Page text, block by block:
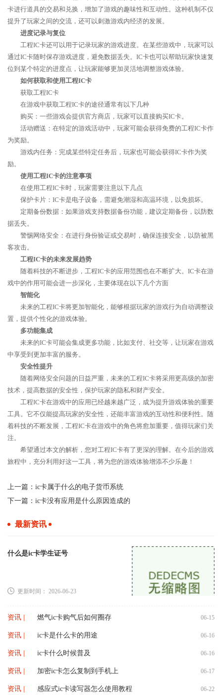
卡进行道具的交易和兑换，增加了游戏的趣味性和互动性。这种机制不仅
提升了玩家之间的交流，还可以刺激游戏内经济的发展。
进度记录与复位
工程IC卡还可以用于记录玩家的游戏进度。在某些游戏中，玩家可以
通过IC卡随时保存游戏进度，避免数据丢失。IC卡也可以帮助玩家快速复
位到某个特定的进度点，让玩家能够更加灵活地调整游戏体验。
如何获取和使用工程IC卡
获取工程IC卡
在游戏中获取工程IC卡的途径通常有以下几种
购买：一些游戏会提供官方商店，玩家可以直接购买IC卡。
活动赠送：在特定的游戏活动中，玩家可能会获得免费的工程IC卡作
为奖励。
游戏内任务：完成某些特定任务后，玩家也可能会获得IC卡作为奖
励。
使用工程IC卡的注意事项
在使用工程IC卡时，玩家需要注意以下几点
保护卡片：IC卡是电子设备，需避免潮湿和高温环境，以免损坏。
定期备份数据：如果游戏支持数据备份功能，建议定期备份，以防数
据丢失。
警惕网络安全：在进行身份验证或交易时，确保连接安全，以防被黑
客攻击。
工程IC卡的未来发展趋势
随着科技的不断进步，工程IC卡的应用范围也在不断扩大。IC卡在游
戏中的作用可能会进一步深化，主要体现在以下几个方面
智能化
未来的工程IC卡将更加智能化，能够根据玩家的游戏行为自动调整设
置，提供个性化的游戏体验。
多功能集成
未来的IC卡可能会集成更多功能，比如支付、社交等，让玩家在游戏
中享受到更加丰富的服务。
安全性提升
随着网络安全问题的日益严重，未来的工程IC卡将采用更高级的加密
技术，提高数据的安全性，保护玩家的隐私和财产安全。
工程IC卡在游戏中的应用已经越来越广泛，成为提升游戏体验的重要
工具。它不仅能提高玩家的安全性，还能丰富游戏的互动性和便利性。随
着科技的不断发展，工程IC卡在游戏中的角色将愈加重要，值得玩家们关
注。
希望通过本文的解析，您对工程IC卡有了更深的理解。在今后的游戏
旅程中，充分利用好这一工具，将为您的游戏体验增添不少乐趣！
上一篇： ic卡属于什么的电子货币系统
下一篇： ic卡没有应用是什么原因造成的
最新资讯
什么是ic卡学生证号
更新时间： 2026-06-23
资讯 | 燃气ic卡购气后如何圈存 06-15
资讯 | ic卡是什么卡的用途 06-16
资讯 | ic卡什么时候普及 06-16
资讯 | 加密ic卡怎么复制到手机上 06-17
资讯 | 感应式ic卡读写器怎么使用教程 06-22